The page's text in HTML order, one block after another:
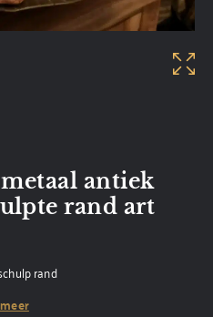
antiek
rand art
rand